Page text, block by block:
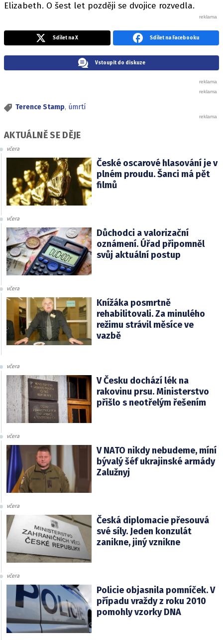
Elizabeth. O šest let později se dvojice rozvedla.
Sdílet na X Sdílet na Facebooku
Vstoupit do diskuze
Terence Stamp, úmrtí
AKTUÁLNĚ SE DĚJE
včera
České oscarové hlasování je v
plném proudu. Šanci má pět
filmů
včera
Důchodci a valorizační
oznámení. Úřad připomněl
svůj aktuální postup
včera
Knížáka posmrtně
rehabilitovali. Za minulého
režimu strávil měsíce ve
vazbě
včera
V Česku dochází lék na
rakovinu prsu. Ministerstvo
přišlo s neotřelým řešením
včera
V NATO nikdy nebudeme, míní
bývalý šéf ukrajinské armády
Zalužnyj
včera
Česká diplomacie přesouvá
své síly. Jeden konzulát
zanikne, jiný vznikne
včera
Policie objasnila pomníček. V
případu vraždy z roku 2010
pomohly vzorky DNA